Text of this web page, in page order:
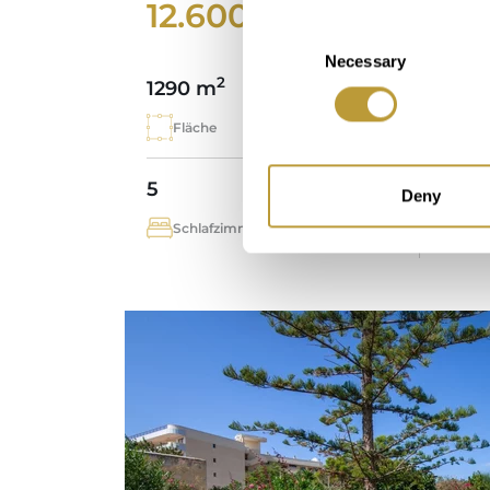
Necessary
Deny
12.600.000 €
1290 m2
Fläche
5
Schlafzimmer
5